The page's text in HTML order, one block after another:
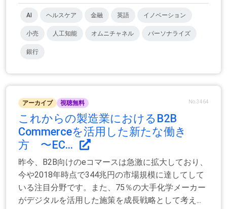
AI ヘルスケア 金融 英語 イノベーション
小売 人工知能 オムニチャネル パーソナライズ
銀行
アーカイブ 視聴無料 No.3464
これからの製造業におけるB2B
Commerceを活用した新たな働き
方 〜EC...
昨今、B2B向けのeコマースは急激に拡大しており、
今や2018年時点で344兆円の市場規模に達してして
いる注目分野です。また、75％の大手化学メーカー
がデジタルを活用した施策を成長戦略として考え...